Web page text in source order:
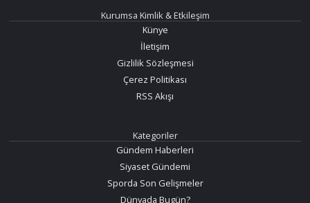
Kurumsa Kimlik & Etkileşim
Künye
İletişim
Gizlilik Sözleşmesi
Çerez Politikası
RSS Akışı
Kategoriler
Gündem Haberleri
Siyaset Gündemi
Sporda Son Gelişmeler
Dünyada Bugün?